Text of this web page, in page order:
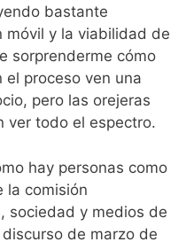
bastante
móvil y la viabilidad de
sorprenderme cómo
proceso ven una
pero las orejeras
ver todo el espectro.
hay personas como
la comisión
sociedad y medios de
de marzo de